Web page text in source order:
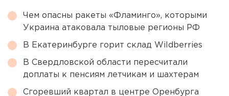
Чем опасны ракеты «Фламинго», которыми
Украина атаковала тыловые регионы РФ
В Екатеринбурге горит склад Wildberries
В Свердловской области пересчитали
доплаты к пенсиям летчикам и шахтерам
Сгоревший квартал в центре Оренбурга